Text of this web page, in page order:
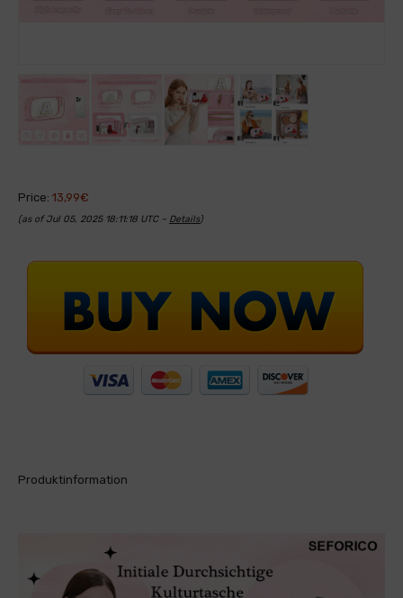
Price: 13,99€
(as of Jul 05, 2025 18:11:18 UTC – Details)
Produktinformation